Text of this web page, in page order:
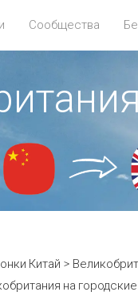
Сообщества
Китай >
на